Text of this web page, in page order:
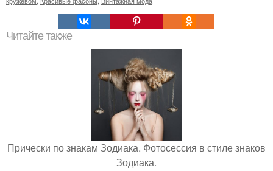
Читайте также
Прически по знакам Зодиака. Фотосессия в стиле знаков
Зодиака.